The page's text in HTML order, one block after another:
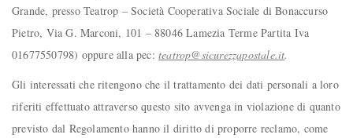
Grande, presso Teatrop – Società Cooperativa Sociale di Bonaccurso
Pietro, Via G. Marconi, 101 – 88046 Lamezia Terme Partita Iva
01677550798) oppure alla pec: teatrop@sicurezzapostale.it.
Gli interessati che ritengono che il trattamento dei dati personali a loro
riferiti effettuato attraverso questo sito avvenga in violazione di quanto
previsto dal Regolamento hanno il diritto di proporre reclamo, come